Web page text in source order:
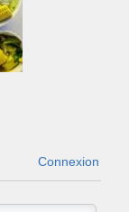
Connexion